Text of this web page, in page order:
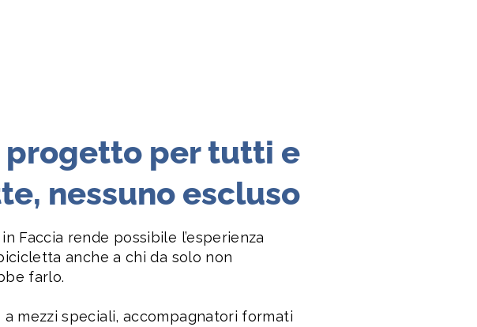
progetto per tutti e
nessuno escluso
Faccia rende possibile l’esperienza
anche a chi da solo non
farlo.
a mezzi speciali, accompagnatori formati